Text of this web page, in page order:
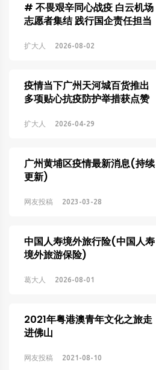
# 不畏艰辛同心战疫 白云机场
志愿者集结 践行国企责任担当
扩大人 2026-08-02
疫情当下广州天河城百货推出
多项贴心抗疫防护举措获点赞
扩大人 2026-04-29
广州黄埔区疫情最新消息(持续
更新)
网友投稿 2023-03-28
中国人寿境外旅行险(中国人寿
境外旅游保险)
葛大人 2026-08-01
2021年粤港澳青年文化之旅走
进佛山
网友投稿 2021-08-10